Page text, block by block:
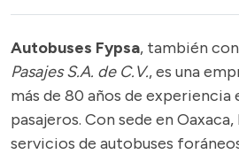
Autobuses Fypsa, también
Pasajes S.A. de C.V., es una
más de 80 años de
pasajeros. Con sede en
servicios de autobuses